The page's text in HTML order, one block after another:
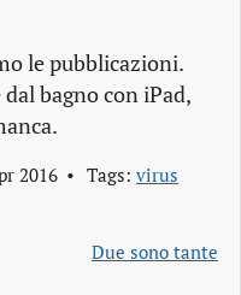
le pubblicazioni.
bagno con iPad,
2016 Tags: virus
Due sono tante